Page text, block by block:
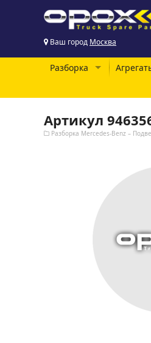
Ваш город Москва
Разборка
Артикул
Разборка Mercedes-Benz –